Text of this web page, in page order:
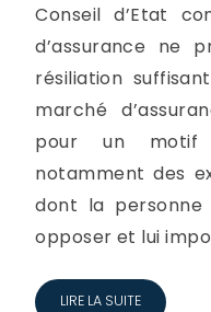
Conseil d’Etat
d’assurance ne
résiliation
marché
pour un motif
notamment des
dont la personne
opposer et lui
LIRE LA SUITE